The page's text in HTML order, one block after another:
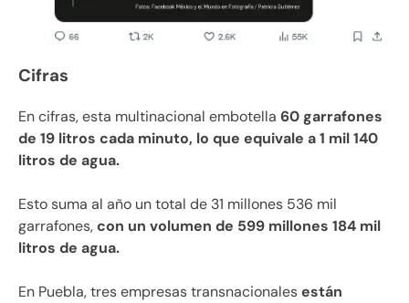
Cifras
En cifras, esta multinacional embotella 60 garrafones
de 19 litros cada minuto, lo que equivale a 1 mil 140
litros de agua.
Esto suma al año un total de 31 millones 536 mil
garrafones,con un volumen de 599 millones 184 mil
litros de agua.
En Puebla, tres empresas transnacionalesestán